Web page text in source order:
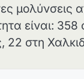
μολύνσεις
είναι:
22 στη